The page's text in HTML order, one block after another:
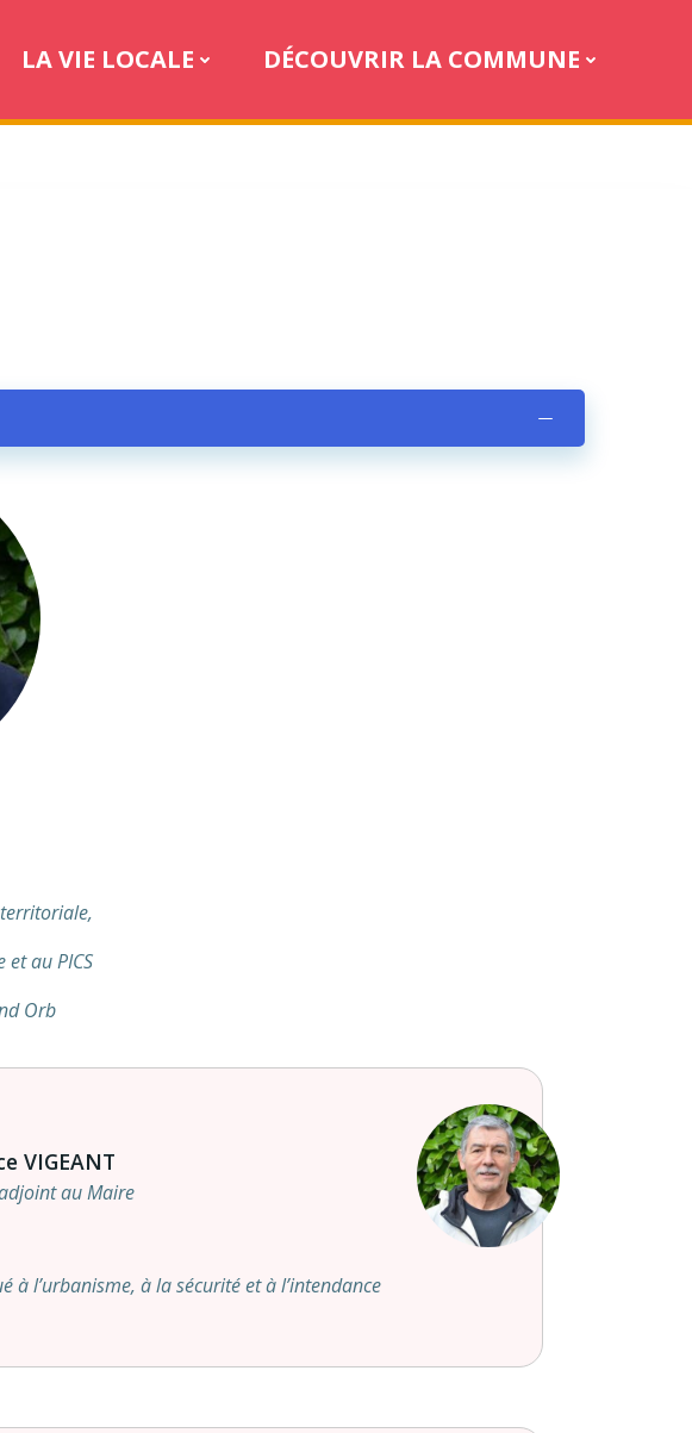
LA VIE LOCALE DÉCOUVRIR LA COMMUNE
au PICS
Orb
VIGEANT
au Maire
à l’urbanisme, à la sécurité et à l’intendance